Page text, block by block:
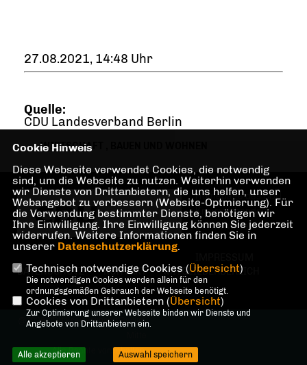
27.08.2021, 14:48 Uhr
Quelle:
CDU Landesverband Berlin
WIRTSCHAFT
Homepage des CDU
Kreisverbandes
Berlin Mitte
DATENSCHUTZ
KONTAKT MITGLIEDERBEREICH
@2026 CDU Kreisverband Berlin-
Alle Rechte vorbehalten.
Cookie Hinweis
Diese Webseite verwendet Cookies, die notwendig
sind, um die Webseite zu nutzen. Weiterhin verwenden
wir Dienste von Drittanbietern, die uns helfen, unser
Webangebot zu verbessern (Website-Optmierung). Für
die Verwendung bestimmter Dienste, benötigen wir
Ihre Einwilligung. Ihre Einwilligung können Sie jederzeit
widerrufen. Weitere Informationen finden Sie in
unserer Datenschutzerklärung.
Technisch notwendige Cookies (Übersicht)
Die notwendigen Cookies werden allein für den
ordnungsgemäßen Gebrauch der Webseite benötigt.
Cookies von Drittanbietern (Übersicht)
Zur Optimierung unserer Webseite binden wir Dienste und
Angebote von Drittanbietern ein.
Alle akzeptieren Auswahl speichern